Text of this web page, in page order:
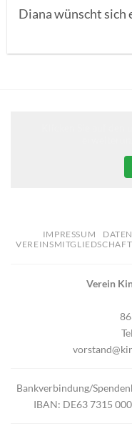
Diana wünscht sich
IMPRESSUM
VEREINSMITGLIEDSCHAFT
Verein
Bankverbindung/
IBAN: DE63 7315